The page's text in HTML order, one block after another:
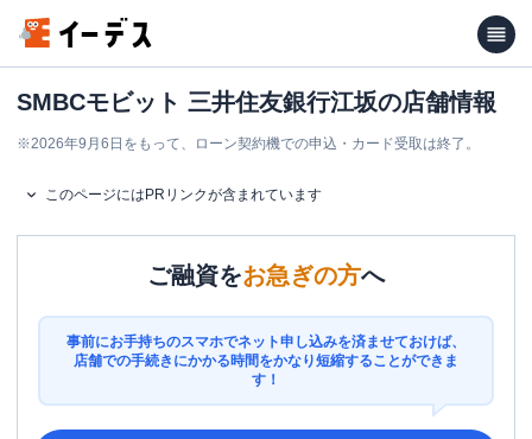
SMBCモビット 三井住友銀行江坂の店舗情報
※2026年9月6日をもって、ローン契約機での申込・カード受取は終了。
このページにはPRリンクが含まれています
ご融資をお急ぎの方へ
事前にお手持ちのスマホでネット申し込みを済ませておけば、
店舗での手続きにかかる時間をかなり短縮することができま
す！